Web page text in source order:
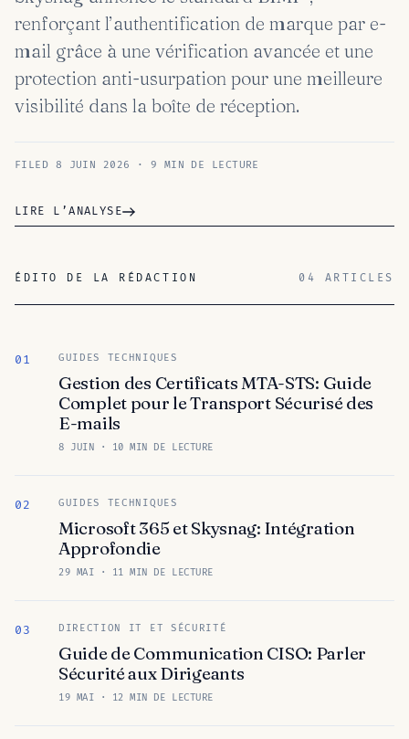
renforçant l’authentification de marque par e-
mail grâce à une vérification avancée et une
protection anti-usurpation pour une meilleure
visibilité dans la boîte de réception.
FILED 8 JUIN 2026 · 9 MIN DE LECTURE
LIRE L’ANALYSE
ÉDITO DE LA RÉDACTION 04 ARTICLES
01 GUIDES TECHNIQUES
Gestion des Certificats MTA-STS: Guide
Complet pour le Transport Sécurisé des
E-mails
8 JUIN · 10 MIN DE LECTURE
02 GUIDES TECHNIQUES
Microsoft 365 et Skysnag: Intégration
Approfondie
29 MAI · 11 MIN DE LECTURE
03 DIRECTION IT ET SÉCURITÉ
Guide de Communication CISO: Parler
Sécurité aux Dirigeants
19 MAI · 12 MIN DE LECTURE